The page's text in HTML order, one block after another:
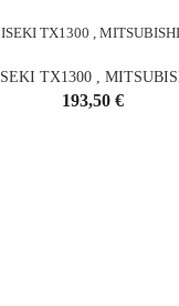
TX1300 ,
Cena
193,50 €